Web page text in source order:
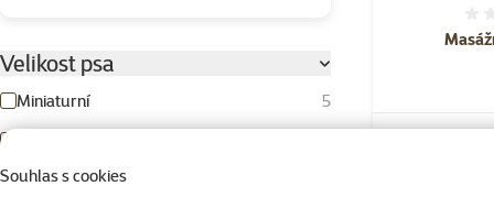
Souhlas s cookies
Velikost psa
Miniaturní
5
Střední